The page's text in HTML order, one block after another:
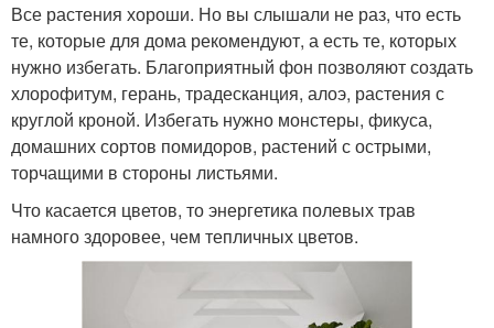
Все растения хороши. Но вы слышали не раз, что есть
те, которые для дома рекомендуют, а есть те, которых
нужно избегать. Благоприятный фон позволяют создать
хлорофитум, герань, традесканция, алоэ, растения с
круглой кроной. Избегать нужно монстеры, фикуса,
домашних сортов помидоров, растений с острыми,
торчащими в стороны листьями.
Что касается цветов, то энергетика полевых трав
намного здоровее, чем тепличных цветов.